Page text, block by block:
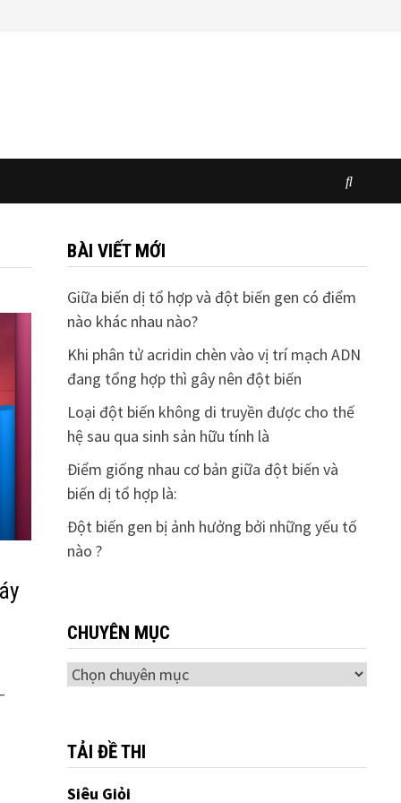
BÀI VIẾT MỚI
Giữa biến dị tổ hợp và đột biến gen có điểm
nào khác nhau nào?
Khi phân tử acridin chèn vào vị trí mạch ADN
đang tổng hợp thì gây nên đột biến
Loại đột biến không di truyền được cho thế
hệ sau qua sinh sản hữu tính là
Điểm giống nhau cơ bản giữa đột biến và
biến dị tổ hợp là:
Đột biến gen bị ảnh hưởng bởi những yếu tố
nào ?
CHUYÊN MỤC
Chuyên
TẢI ĐỀ THI
Siêu Giỏi